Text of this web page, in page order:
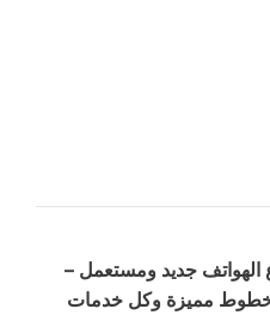
الهواتف جديد ومستعمل –
مميزة وكل خدمات